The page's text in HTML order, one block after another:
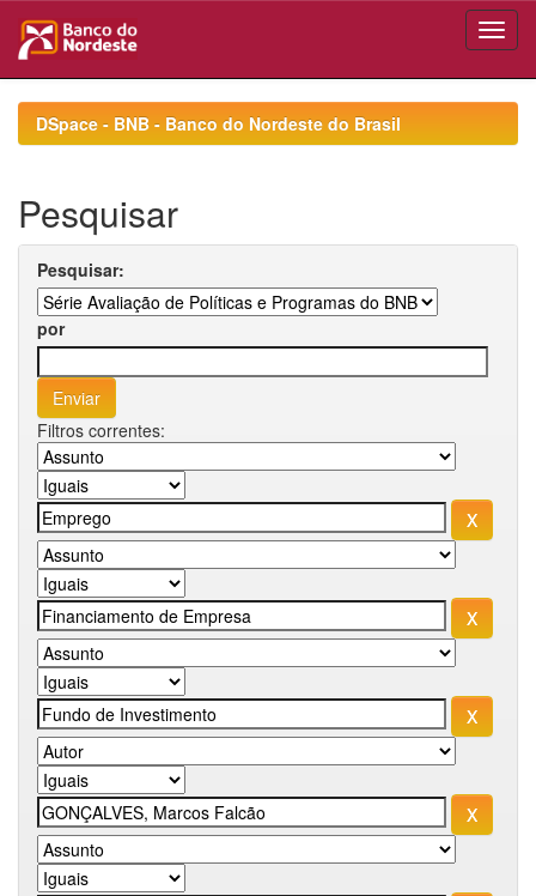
navigationDSpace - BNB - Banco do Nordeste do Brasil
Pesquisar
Pesquisar:
por
Filtros correntes: